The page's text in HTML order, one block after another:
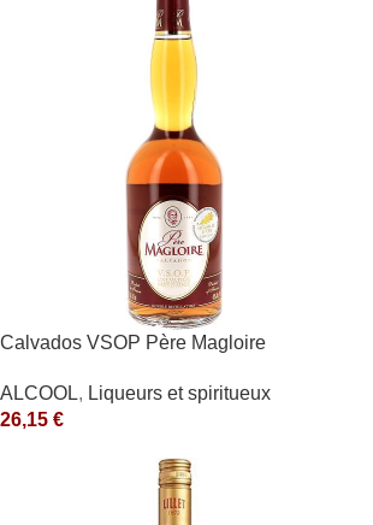
Calvados VSOP Père Magloire
ALCOOL, Liqueurs et spiritueux
26,15 €